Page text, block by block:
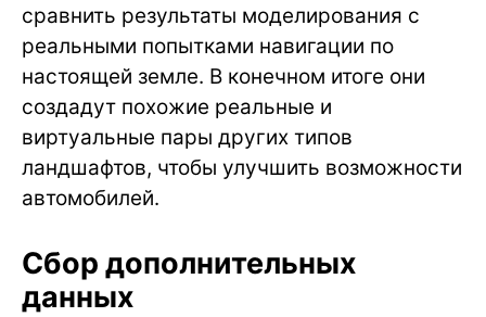
сравнить результаты моделирования с
реальными попытками навигации по
настоящей земле. В конечном итоге они
создадут похожие реальные и
виртуальные пары других типов
ландшафтов, чтобы улучшить возможности
автомобилей.
Сбор дополнительных
данных